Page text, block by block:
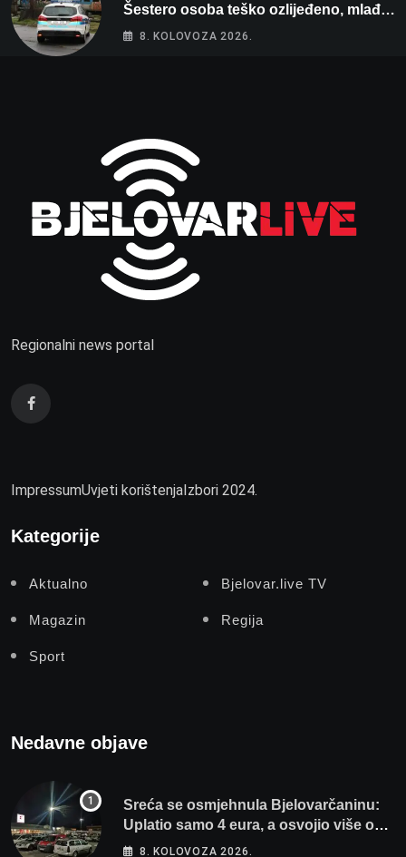
Šestero osoba teško ozlijeđeno, mlađa
žena na intenzivnoj
8. KOLOVOZA 2026.
Regionalni news portal
ImpressumUvjeti korištenjaIzbori 2024.
Kategorije
Aktualno Bjelovar.live TV
Magazin Regija
Sport
Nedavne objave
Sreća se osmjehnula Bjelovarčaninu:
Uplatio samo 4 eura, a osvojio više od
80 tisuća eura
8. KOLOVOZA 2026.